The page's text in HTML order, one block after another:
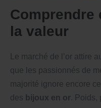
Comprendre
la valeur
Le marché de l’or attire
que les passionnés de
majorité ignore encore
des bijoux en or. Poids,